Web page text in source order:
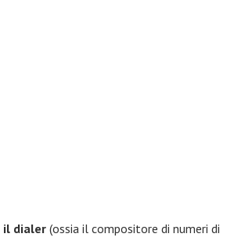
il dialer(ossia il compositore di numeri di